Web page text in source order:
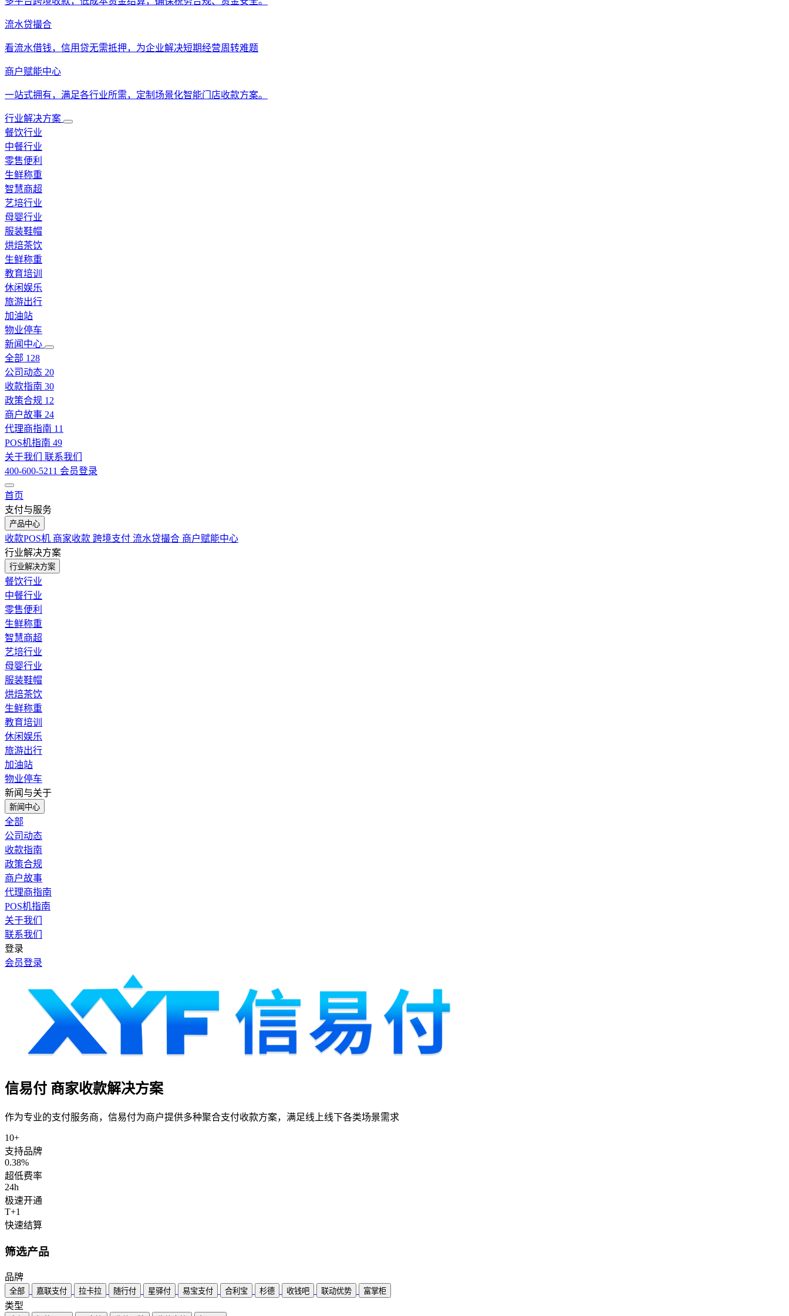
流水贷撮合
看流水借钱，信用贷无需抵押，为企业解决短期经营周转难题
商户赋能中心
一站式拥有，满足各行业所需，定制场景化智能门店收款方案。
行业解决方案
餐饮行业
中餐行业
零售便利
生鲜称重
智慧商超
艺培行业
母婴行业
服装鞋帽
烘焙茶饮
生鲜称重
教育培训
休闲娱乐
旅游出行
加油站
物业停车
新闻中心
全部 128
公司动态 20
收款指南 30
政策合规 12
商户故事 24
代理商指南 11
POS机指南 49
关于我们 联系我们
400-600-5211 会员登录
首页
支付与服务
产品中心
收款POS机 商家收款 跨境支付 流水贷撮合 商户赋能中心
行业解决方案
行业解决方案
餐饮行业
中餐行业
零售便利
生鲜称重
智慧商超
艺培行业
母婴行业
服装鞋帽
烘焙茶饮
生鲜称重
教育培训
休闲娱乐
旅游出行
加油站
物业停车
新闻与关于
新闻中心
全部
公司动态
收款指南
政策合规
商户故事
代理商指南
POS机指南
关于我们
联系我们
登录
会员登录
信易付 商家收款解决方案
作为专业的支付服务商， 信易付为商户提供多种聚合支付收款方案，满足线上线下各类场景需求
10+
支持品牌
0.38%
超低费率
24h
极速开通
T+1
快速结算
筛选产品
品牌
全部 嘉联支付 拉卡拉 随行付 星驿付 易宝支付 合利宝 杉德 收钱吧 联动优势 富掌柜
类型